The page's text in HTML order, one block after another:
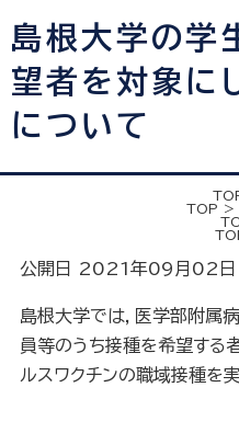
島根大学の学
望者を対象に
について
TOP
公開日 2021年09月02日
島根大学では，医学部附属
員等のうち接種を希望する
ルスワクチンの職域接種を実